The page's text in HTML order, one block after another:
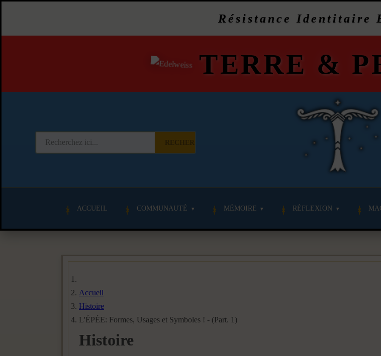
Résistance Identitaire
TERRE &
ACCUEIL COMMUNAUTÉ MÉMOIRE RÉFLEXION
Accueil
Histoire
L'ÉPÉE: Formes, Usages et Symboles ! - (Part. 1)
Histoire